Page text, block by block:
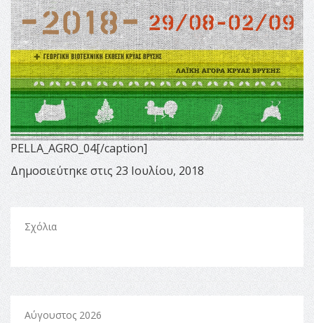
PELLA_AGRO_04[/caption]
Δημοσιεύτηκε στις 23 Ιουλίου, 2018
Σχόλια
Αύγουστος 2026